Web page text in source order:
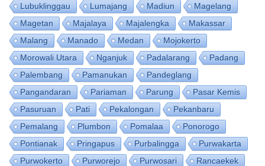
Lubuklinggau
Lumajang Madiun
Magelang
Magetan
Majalaya Majalengka
Makassar
Malang
Manado Medan
Mojokerto
Morowali Utara
Nganjuk Padalarang
Padang
Palembang
Pamanukan
Pandeglang
Pangandaran
Pariaman Parung
Pasar Kemis
Pasuruan
Pati Pekalongan
Pekanbaru
Pemalang
Plumbon Pomalaa
Ponorogo
Pontianak
Pringapus Purbalingga
Purwakarta
Purwokerto
Purworejo Purwosari
Rancaekek